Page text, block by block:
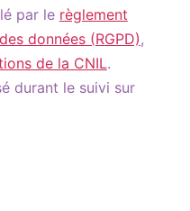
par le règlement
données (RGPD),
de la CNIL.
durant le suivi sur